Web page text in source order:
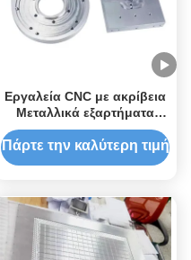
Εργαλεία CNC με ακρίβεια
Μεταλλικά εξαρτήματα
Κατασκευαστές
Μεταλλικών εξαρτημάτων
Αλουμινίου Υπηρεσία CNC
Πάρτε την καλύτερη τιμή